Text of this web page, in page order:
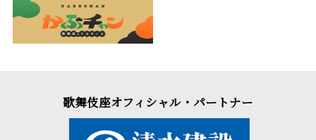
歌舞伎座オフィシャル・パートナー